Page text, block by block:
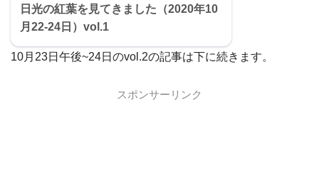
日光の紅葉を見てきました（2020年10
月22‐24日）vol.1
10月23日午後~24日のvol.2の記事は下に続きます。
スポンサーリンク